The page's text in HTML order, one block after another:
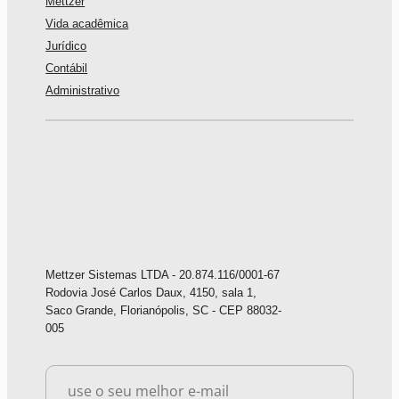
Vida acadêmica
Jurídico
Contábil
Administrativo
Mettzer Sistemas LTDA - 20.874.116/0001-67
Rodovia José Carlos Daux, 4150, sala 1,
Saco Grande, Florianópolis, SC - CEP 88032-
005